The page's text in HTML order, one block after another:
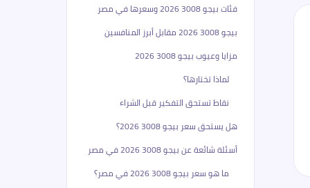
فئات بيجو 3008 2026 وسعرها في مصر
بيجو 3008 2026 مقابل أبرز المنافسين
مزايا وعيوب بيجو 3008 2026
لماذا تختارها؟
نقاط تستحق التفكير قبل الشراء
هل يستحق سعر بيجو 3008 2026؟
أسئلة شائعة عن بيجو 3008 2026 في مصر
ما هو سعر بيجو 3008 2026 في مصر؟